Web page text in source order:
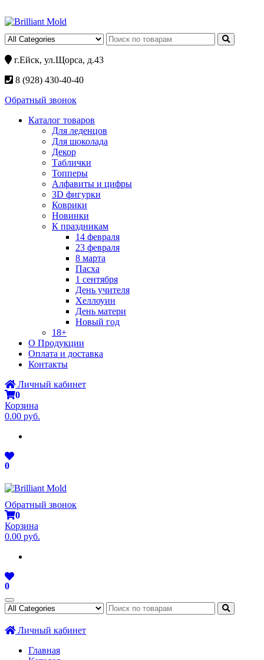
г.Ейск, ул.Щорса, д.43
8 (928) 430-40-40
Обратный звонок
Каталог товаров
Для леденцов
Для шоколада
Декор
Таблички
Топперы
Алфавиты и цифры
3D фигурки
Коврики
Новинки
К праздникам
14 февраля
23 февраля
8 марта
Пасха
1 сентября
День учителя
Хеллоуин
День матери
Новый год
18+
О Продукции
Оплата и доставка
Контакты
Личный кабинет
0
Корзина
0.00 руб.
0
Обратный звонок
0
Корзина
0.00 руб.
0
Личный кабинет
Главная